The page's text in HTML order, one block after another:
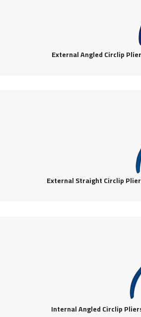
External Angled Circlip
External Straight Circlip
Internal Angled Circlip